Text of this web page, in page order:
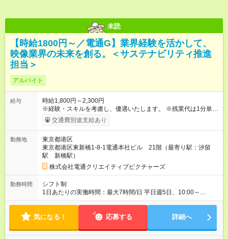
未読
【時給1800円～／電通G】業界経験を活かして、
映像業界の未来を創る。＜サステナビリティ推進
担当＞
アルバイト
給与
時給1,800円～2,300円
※経験・スキルを考慮し、優遇いたします。 ※残業代は1分単位
で全額支給します。 【試用期間】試用期間なし
交通費別途支給あり
勤務地
東京都港区
東京都港区東新橋1-8-1電通本社ビル 21階（最寄り駅：汐留
駅 新橋駅）
株式会社電通クリエイティブピクチャーズ
勤務時間
シフト制
1日あたりの実働時間：最大7時間/日 平日週5日、10:00～
18:00（実働7時間、休憩1時間） ・所定時間外勤務：あり（残
捗状況によります） ※上記時間から多少変更することもできま
ワークも可能です
気になる！ 応募する 詳細へ